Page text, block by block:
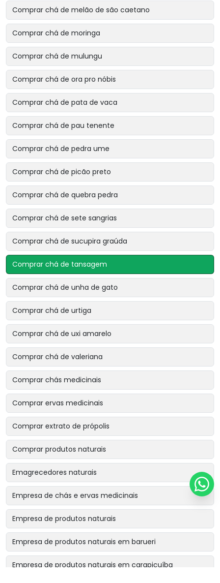
Comprar chá de melão de são caetano
Comprar chá de moringa
Comprar chá de mulungu
Comprar chá de ora pro nóbis
Comprar chá de pata de vaca
Comprar chá de pau tenente
Comprar chá de pedra ume
Comprar chá de picão preto
Comprar chá de quebra pedra
Comprar chá de sete sangrias
Comprar chá de sucupira graúda
Comprar chá de tansagem
Comprar chá de unha de gato
Comprar chá de urtiga
Comprar chá de uxi amarelo
Comprar chá de valeriana
Comprar chás medicinais
Comprar ervas medicinais
Comprar extrato de própolis
Comprar produtos naturais
Emagrecedores naturais
Empresa de chás e ervas medicinais
Empresa de produtos naturais
Empresa de produtos naturais em barueri
Empresa de produtos naturais em carapicuíba